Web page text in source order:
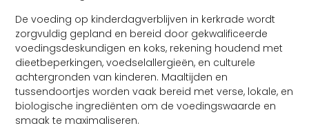
De voeding op kinderdagverblijven in kerkrade wordt
zorgvuldig gepland en bereid door gekwalificeerde
voedingsdeskundigen en koks, rekening houdend met
dieetbeperkingen, voedselallergieën, en culturele
achtergronden van kinderen. Maaltijden en
tussendoortjes worden vaak bereid met verse, lokale, en
biologische ingrediënten om de voedingswaarde en
smaak te maximaliseren.